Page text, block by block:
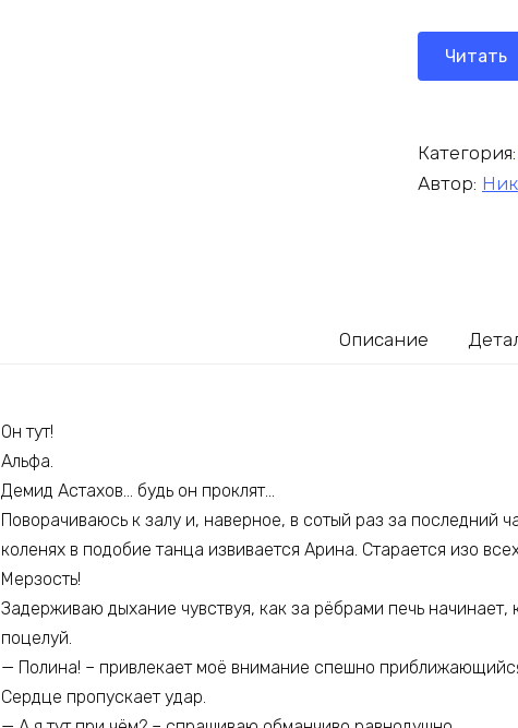
Читать
Категория:
Автор:
Описание
Он тут!
Альфа.
Демид Астахов… будь он проклят…
Поворачиваюсь к залу и, наверное, в сотый раз за последний
коленях в подобие танца извивается Арина. Старается изо
Мерзость!
Задерживаю дыхание чувствуя, как за рёбрами печь начинает,
поцелуй.
— Полина! – привлекает моё внимание спешно
Сердце пропускает удар.